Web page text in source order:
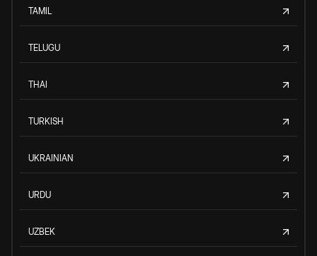
TAMIL
TELUGU
THAI
TURKISH
UKRAINIAN
URDU
UZBEK